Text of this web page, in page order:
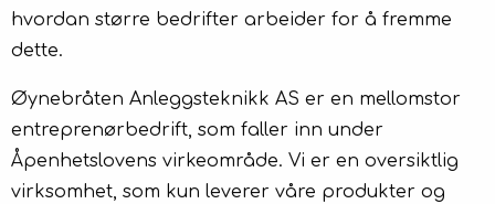
hvordan større bedrifter arbeider for å fremme
dette.
Øynebråten Anleggsteknikk AS er en mellomstor
entreprenørbedrift, som faller inn under
Åpenhetslovens virkeområde. Vi er en oversiktlig
virksomhet, som kun leverer våre produkter og